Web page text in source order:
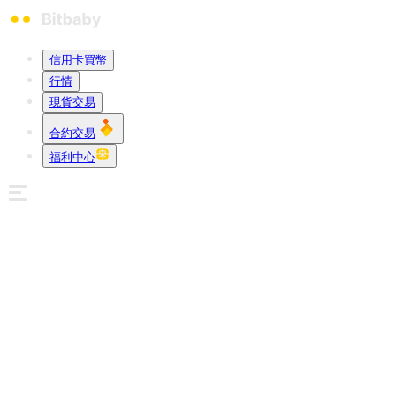
信用卡買幣
行情
現貨交易
合約交易
福利中心